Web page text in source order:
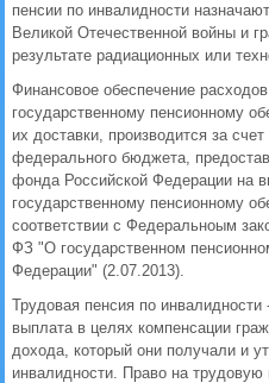
пенсии по инвалидности
Великой Отечественной войны и
результате радиационных или
Финансовое обеспечение
государственному пенсионному
их доставки, производится за
федерального бюджета,
фонда Российской Федерации на
государственному пенсионному
соответствии с Федеральноым
ФЗ "О государственном
Федерации" (2.07.2013).
Трудовая пенсия по
выплата в целях компенсации
дохода, который они получали и
инвалидности. Право на